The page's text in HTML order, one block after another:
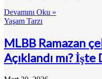
Devamını Oku »
Yaşam Tarzı
MLBB Ramazan
Açıklandı mı?